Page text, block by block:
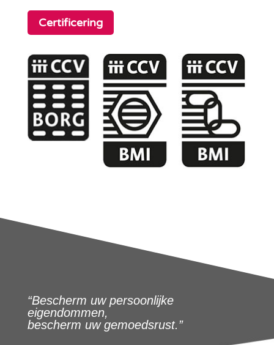
Certificering
“Bescherm uw persoonlijke
eigendommen,
bescherm uw gemoedsrust.”